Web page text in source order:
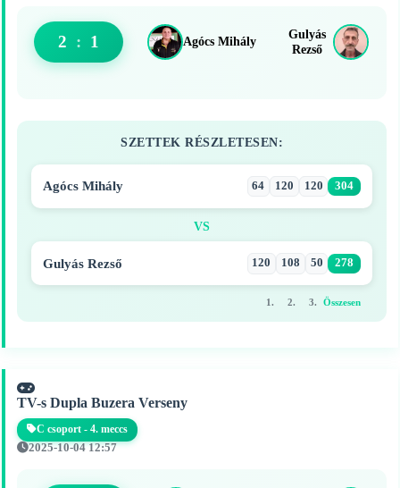
Agócs Mihály
2 : 1
Gulyás
Rezső
SZETTEK RÉSZLETESEN:
Agócs Mihály 64 120 120 304
VS
Gulyás Rezső 120 108 50 278
1. 2. 3. Összesen
TV-s Dupla Buzera Verseny
C csoport - 4. meccs
2025-10-04 12:57